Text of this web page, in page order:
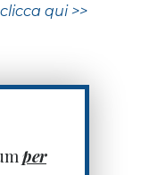
clicca qui >>
per